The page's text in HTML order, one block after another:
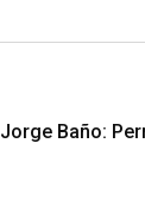
Jorge Baño: